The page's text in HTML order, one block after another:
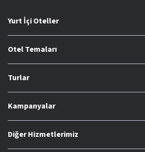
Yurt İçi Oteller
Otel Temaları
Turlar
Kampanyalar
Diğer Hizmetlerimiz